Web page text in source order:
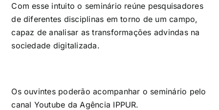
Com esse intuito o seminário reúne pesquisadores
de diferentes disciplinas em torno de um campo,
capaz de analisar as transformações advindas na
sociedade digitalizada.
Os ouvintes poderão acompanhar o seminário pelo
canal Youtube da Agência IPPUR.